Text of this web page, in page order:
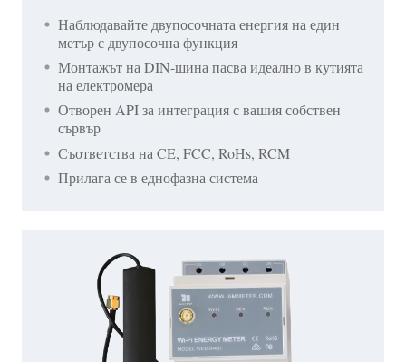
Наблюдавайте двупосочната енергия на един
метър с двупосочна функция
Монтажът на DIN-шина пасва идеално в кутията
на електромера
Отворен API за интеграция с вашия собствен
сървър
Съответства на CE, FCC, RoHs, RCM
Прилага се в еднофазна система